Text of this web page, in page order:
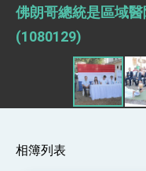
會」訪問團
卓揆：臺美
利戰略地位
外交部與數
位實力，
佛朗哥總統是區域
(1080129)
相簿列表